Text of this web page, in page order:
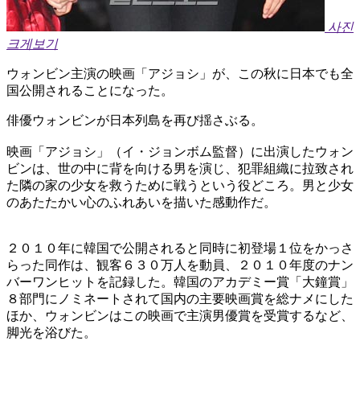
사진
크게보기
ウォンビン主演の映画「アジョシ」が、この秋に日本でも全
国公開されることになった。
俳優ウォンビンが日本列島を再び揺さぶる。
映画「アジョシ」（イ・ジョンボム監督）に出演したウォン
ビンは、世の中に背を向ける男を演じ、犯罪組織に拉致され
た隣の家の少女を救うために戦うという役どころ。男と少女
のあたたかい心のふれあいを描いた感動作だ。
２０１０年に韓国で公開されると同時に初登場１位をかっさ
らった同作は、観客６３０万人を動員、２０１０年度のナン
バーワンヒットを記録した。韓国のアカデミー賞「大鐘賞」
８部門にノミネートされて国内の主要映画賞を総ナメにした
ほか、ウォンビンはこの映画で主演男優賞を受賞するなど、
脚光を浴びた。